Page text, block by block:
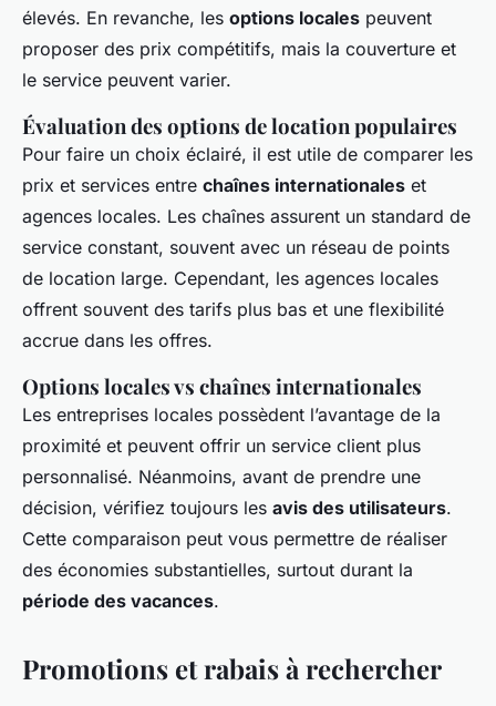
élevés. En revanche, les options locales peuvent
proposer des prix compétitifs, mais la couverture et
le service peuvent varier.
Évaluation des options de location populaires
Pour faire un choix éclairé, il est utile de comparer les
prix et services entre chaînes internationales et
agences locales. Les chaînes assurent un standard de
service constant, souvent avec un réseau de points
de location large. Cependant, les agences locales
offrent souvent des tarifs plus bas et une flexibilité
accrue dans les offres.
Options locales vs chaînes internationales
Les entreprises locales possèdent l’avantage de la
proximité et peuvent offrir un service client plus
personnalisé. Néanmoins, avant de prendre une
décision, vérifiez toujours les avis des utilisateurs.
Cette comparaison peut vous permettre de réaliser
des économies substantielles, surtout durant la
période des vacances.
Promotions et rabais à rechercher